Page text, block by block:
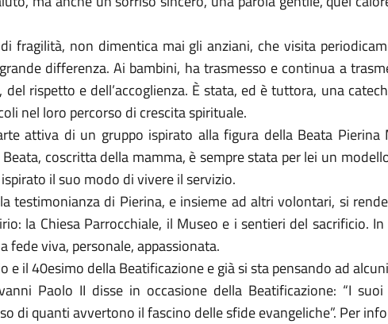
fragilità, non dimentica mai gli anziani, che visita
differenza. Ai bambini, ha trasmesso e continua a
rispetto e dell’accoglienza. È stata, ed è tuttora, una
nel loro percorso di crescita spirituale.
attiva di un gruppo ispirato alla figura della Beata
coscritta della mamma, è sempre stata per lei un
il suo modo di vivere il servizio.
testimonianza di Pierina, e insieme ad altri volontari, si
la Chiesa Parrocchiale, il Museo e i sentieri del sacrificio.
viva, personale, appassionata.
e il 40esimo della Beatificazione e già si sta pensando ad
Paolo II disse in occasione della Beatificazione: “I
di quanti avvertono il fascino delle sfide evangeliche”. Per